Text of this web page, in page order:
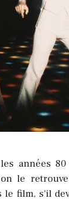
années
le
le film, s'il